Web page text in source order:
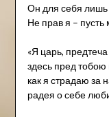
Он для себя
Не прав я – пусть
«Я царь,
здесь пред тобою
как я страдаю за
радея о себе